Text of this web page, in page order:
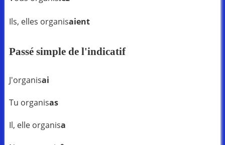
Ils, elles organisaient
Passé simple de l'indicatif
J'organisai
Tu organisas
Il, elle organisa